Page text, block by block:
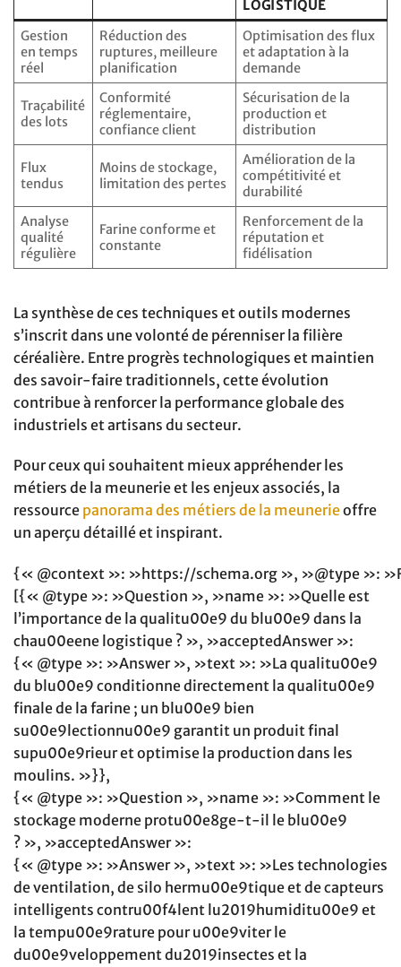
LOGISTIQUE
Gestion
en temps
réel
Réduction des
ruptures, meilleure
planification
Optimisation des flux
et adaptation à la
demande
Traçabilité
des lots
Conformité
réglementaire,
confiance client
Sécurisation de la
production et
distribution
Flux
tendus
Moins de stockage,
limitation des pertes
Amélioration de la
compétitivité et
durabilité
Analyse
qualité
régulière
Farine conforme et
constante
Renforcement de la
réputation et
fidélisation
La synthèse de ces techniques et outils modernes
s’inscrit dans une volonté de pérenniser la filière
céréalière. Entre progrès technologiques et maintien
des savoir-faire traditionnels, cette évolution
contribue à renforcer la performance globale des
industriels et artisans du secteur.
Pour ceux qui souhaitent mieux appréhender les
métiers de la meunerie et les enjeux associés, la
ressource panorama des métiers de la meunerieoffre
un aperçu détaillé et inspirant.
{« @context »: »https://schema.org », »@type »:
[{« @type »: »Question », »name »: »Quelle est
l’importance de la qualitu00e9 du blu00e9 dans la
chau00eene logistique ? », »acceptedAnswer »:
{« @type »: »Answer », »text »: »La qualitu00e9
du blu00e9 conditionne directement la qualitu00e9
finale de la farine ; un blu00e9 bien
su00e9lectionnu00e9 garantit un produit final
supu00e9rieur et optimise la production dans les
moulins. »}},
{« @type »: »Question », »name »: »Comment le
stockage moderne protu00e8ge-t-il le blu00e9
? », »acceptedAnswer »:
{« @type »: »Answer », »text »: »Les technologies
de ventilation, de silo hermu00e9tique et de capteurs
intelligents contru00f4lent lu2019humiditu00e9 et
la tempu00e9rature pour u00e9viter le
du00e9veloppement du2019insectes et la